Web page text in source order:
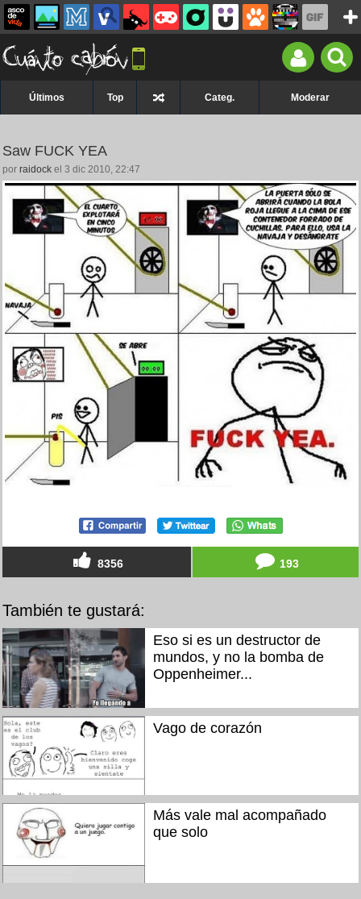
Últimos Top Categ. Moderar
Saw FUCK YEA
por raidock el 3 dic 2010, 22:47
8356 193
También te gustará:
Eso si es un destructor de
mundos, y no la bomba de
Oppenheimer...
Vago de corazón
Más vale mal acompañado
que solo